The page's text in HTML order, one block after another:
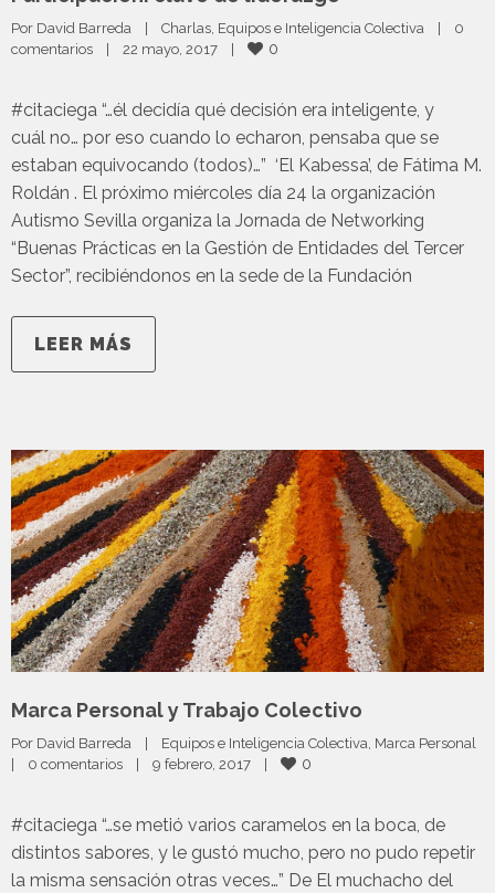
Por David Barreda | Charlas Equipos e Inteligencia Colectiva |
0
comentarios
| 22 mayo, 2017 | 0
#citaciega “…él decidía qué decisión era inteligente, y
cuál no… por eso cuando lo echaron, pensaba que se
estaban equivocando (todos)…” ‘El Kabessa’, de Fátima M.
Roldán . El próximo miércoles día 24 la organización
Autismo Sevilla organiza la Jornada de Networking
“Buenas Prácticas en la Gestión de Entidades del Tercer
Sector”, recibiéndonos en la sede de la Fundación
LEER MÁS
Marca Personal y Trabajo Colectivo
Por David Barreda Equipos e Inteligencia Colectiva, Marca Personal
0 comentarios 9 febrero, 2017 0
#citaciega “…se metió varios caramelos en la boca, de
distintos sabores, y le gustó mucho, pero no pudo repetir
la misma sensación otras veces…” De El muchacho del